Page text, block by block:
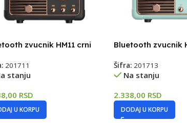
zvucnik HM11 crni
201711
stanju
RSD
U KORPU
Bluetooth zvucnik
Šifra: 201713
Na stanju
2.338,00 RSD
DODAJ U KORPU